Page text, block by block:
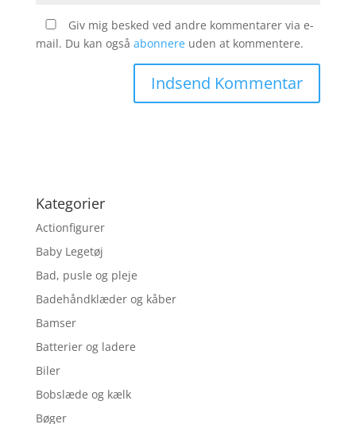
Giv mig besked ved andre kommentarer via e-
mail. Du kan også abonnereuden at kommentere.
Kategorier
Actionfigurer
Baby Legetøj
Bad, pusle og pleje
Badehåndklæder og kåber
Bamser
Batterier og ladere
Biler
Bobslæde og kælk
Bøger